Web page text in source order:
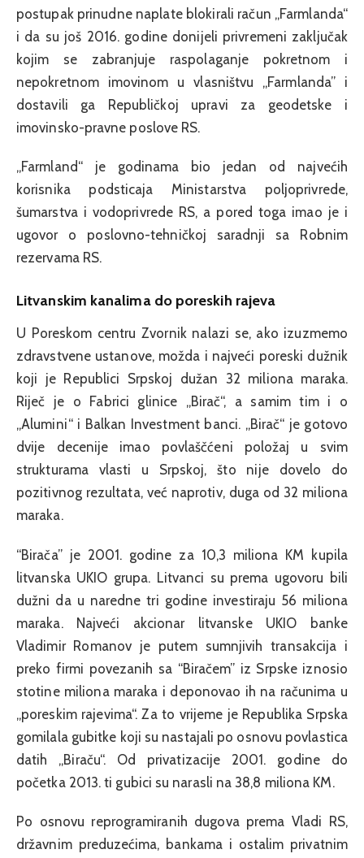
postupak prinudne naplate blokirali račun „Farmlanda“
i da su još 2016. godine donijeli privremeni zaključak
kojim se zabranjuje raspolaganje pokretnom i
nepokretnom imovinom u vlasništvu „Farmlanda” i
dostavili ga Republičkoj upravi za geodetske i
imovinsko-pravne poslove RS.
„Farmland“ je godinama bio jedan od najvećih
korisnika podsticaja Ministarstva poljoprivrede,
šumarstva i vodoprivrede RS, a pored toga imao je i
ugovor o poslovno-tehničkoj saradnji sa Robnim
rezervama RS.
Litvanskim kanalima do poreskih rajeva
U Poreskom centru Zvornik nalazi se, ako izuzmemo
zdravstvene ustanove, možda i najveći poreski dužnik
koji je Republici Srpskoj dužan 32 miliona maraka.
Riječ je o Fabrici glinice „Birač“, a samim tim i o
„Alumini“ i Balkan Investment banci. „Birač“ je gotovo
dvije decenije imao povlaščćeni položaj u svim
strukturama vlasti u Srpskoj, što nije dovelo do
pozitivnog rezultata, već naprotiv, duga od 32 miliona
maraka.
“Birača” je 2001. godine za 10,3 miliona KM kupila
litvanska UKIO grupa. Litvanci su prema ugovoru bili
dužni da u naredne tri godine investiraju 56 miliona
maraka. Najveći akcionar litvanske UKIO banke
Vladimir Romanov je putem sumnjivih transakcija i
preko firmi povezanih sa “Biračem” iz Srpske iznosio
stotine miliona maraka i deponovao ih na računima u
„poreskim rajevima“. Za to vrijeme je Republika Srpska
gomilala gubitke koji su nastajali po osnovu povlastica
datih „Biraču“. Od privatizacije 2001. godine do
početka 2013. ti gubici su narasli na 38,8 miliona KM.
Po osnovu reprogramiranih dugova prema Vladi RS,
državnim preduzećima, bankama i ostalim privatnim